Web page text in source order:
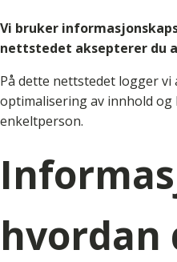
Vi bruker
nettstedet aksepterer du
På dette nettstedet logger
optimalisering av innhold
enkeltperson.
hvordan